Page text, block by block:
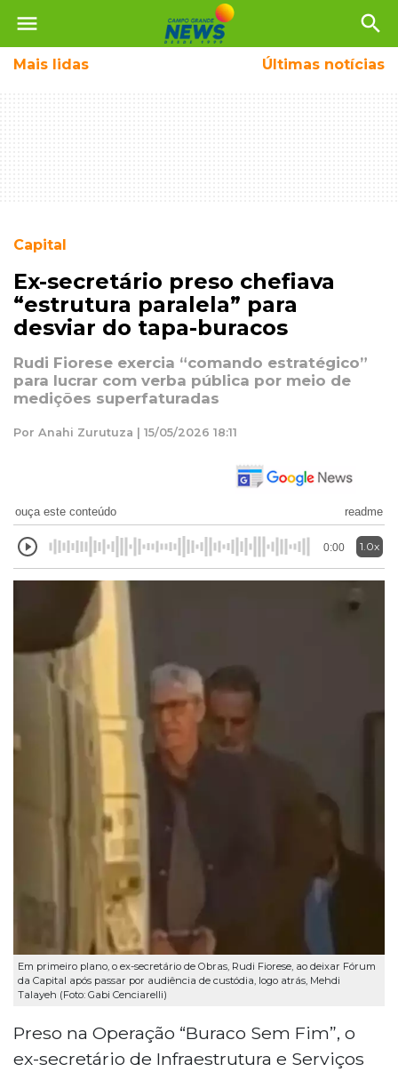
menu search
Mais lidas Últimas notícias
Capital
Ex-secretário preso chefiava
“estrutura paralela” para
desviar do tapa-buracos
Rudi Fiorese exercia “comando estratégico”
para lucrar com verba pública por meio de
medições superfaturadas
Por Anahi Zurutuza | 15/05/2026 18:11
ouça este conteúdo readme
0:00 1.0x
Em primeiro plano, o ex-secretário de Obras, Rudi Fiorese, ao deixar Fórum
da Capital após passar por audiência de custódia, logo atrás, Mehdi
Talayeh (Foto: Gabi Cenciarelli)
Preso na Operação “Buraco Sem Fim”, o
ex-secretário de Infraestrutura e Serviços